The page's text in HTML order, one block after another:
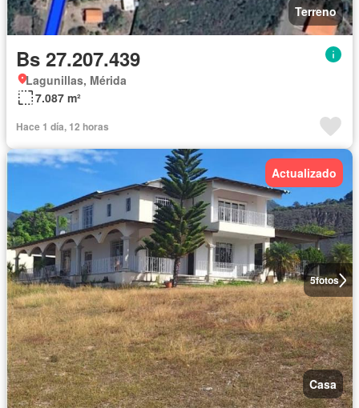
Terreno
Bs 27.207.439
Lagunillas, Mérida
7.087 m²
Hace 1 día, 12 horas
5fotos
Actualizado
Casa